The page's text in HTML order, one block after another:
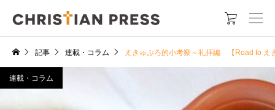

記事 連載・コラム えきゅぷろ的小考察～礼拝編 【Road to え
連載・コラム